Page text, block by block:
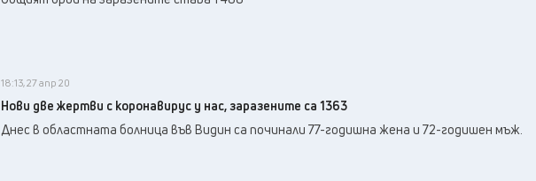
18:13, 27 апр 20
Нови две жертви с коронавирус у нас, заразените са 1363
Днес в областната болница във Видин са починали 77-годишна жена и 72-годишен мъж.